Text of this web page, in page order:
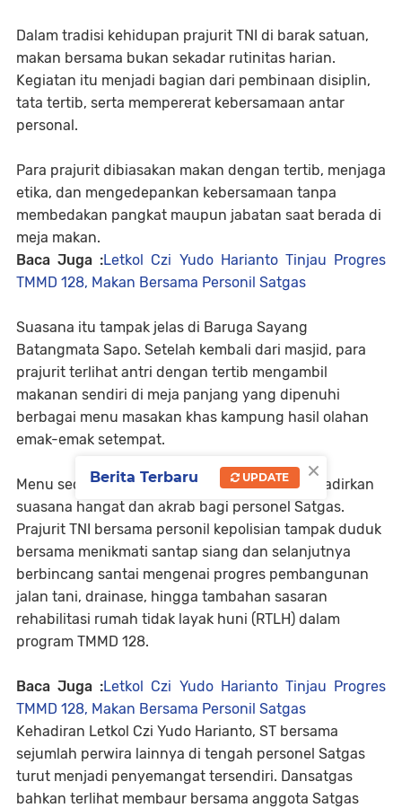
Dalam tradisi kehidupan prajurit TNI di barak satuan,
makan bersama bukan sekadar rutinitas harian.
Kegiatan itu menjadi bagian dari pembinaan disiplin,
tata tertib, serta mempererat kebersamaan antar
personal.
Para prajurit dibiasakan makan dengan tertib, menjaga
etika, dan mengedepankan kebersamaan tanpa
membedakan pangkat maupun jabatan saat berada di
meja makan.
Baca Juga :Letkol Czi Yudo Harianto Tinjau Progres
TMMD 128, Makan Bersama Personil Satgas
Suasana itu tampak jelas di Baruga Sayang
Batangmata Sapo. Setelah kembali dari masjid, para
prajurit terlihat antri dengan tertib mengambil
makanan sendiri di meja panjang yang dipenuhi
berbagai menu masakan khas kampung hasil olahan
emak-emak setempat.
Menu sederhana yang disajikan justru menghadirkan
suasana hangat dan akrab bagi personel Satgas.
Prajurit TNI bersama personil kepolisian tampak duduk
bersama menikmati santap siang dan selanjutnya
berbincang santai mengenai progres pembangunan
jalan tani, drainase, hingga tambahan sasaran
rehabilitasi rumah tidak layak huni (RTLH) dalam
program TMMD 128.
Baca Juga :Letkol Czi Yudo Harianto Tinjau Progres
TMMD 128, Makan Bersama Personil Satgas
Kehadiran Letkol Czi Yudo Harianto, ST bersama
sejumlah perwira lainnya di tengah personel Satgas
turut menjadi penyemangat tersendiri. Dansatgas
bahkan terlihat membaur bersama anggota Satgas
×
Berita Terbaru UPDATE